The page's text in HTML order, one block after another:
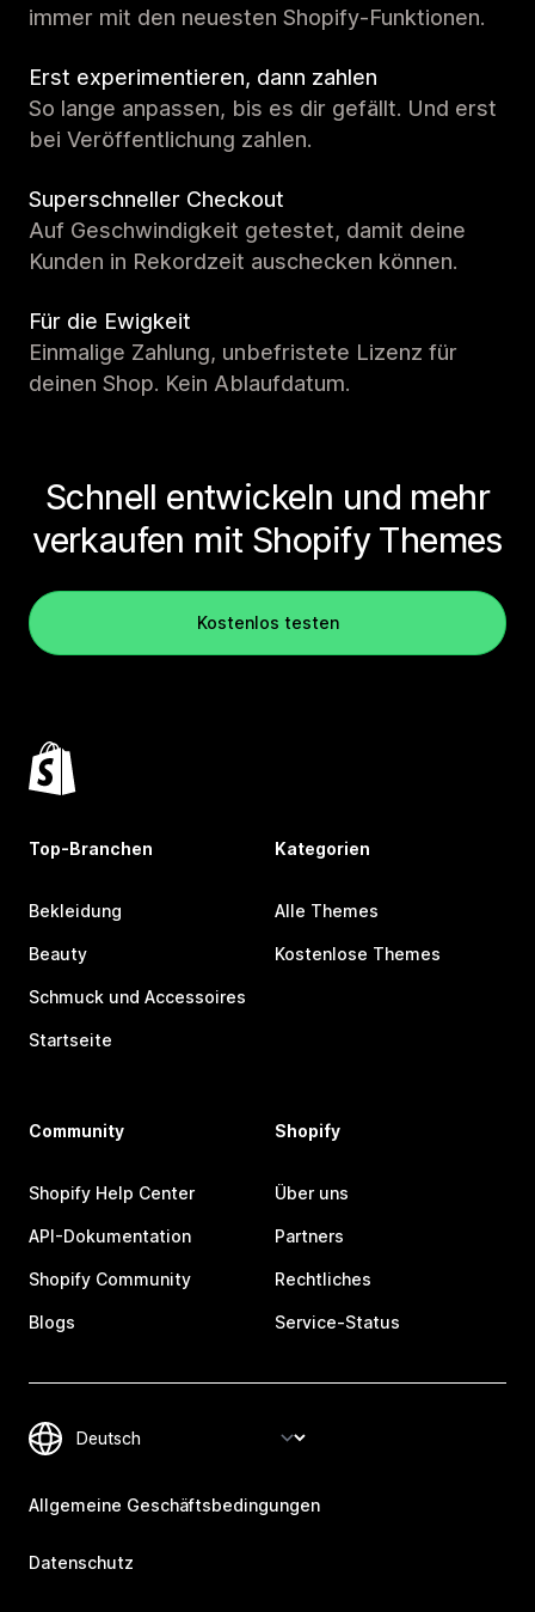
immer mit den neuesten Shopify-Funktionen.
Erst experimentieren, dann zahlen
So lange anpassen, bis es dir gefällt. Und erst
bei Veröffentlichung zahlen.
Superschneller Checkout
Auf Geschwindigkeit getestet, damit deine
Kunden in Rekordzeit auschecken können.
Für die Ewigkeit
Einmalige Zahlung, unbefristete Lizenz für
deinen Shop. Kein Ablaufdatum.
Schnell entwickeln und mehr
verkaufen mit Shopify Themes
Kostenlos testen
Top-Branchen
Bekleidung
Beauty
Schmuck und Accessoires
Startseite
Kategorien
Alle Themes
Kostenlose Themes
Community
Shopify Help Center
API-Dokumentation
Shopify Community
Blogs
Shopify
Über uns
Partners
Rechtliches
Service-Status
Allgemeine Geschäftsbedingungen
Datenschutz